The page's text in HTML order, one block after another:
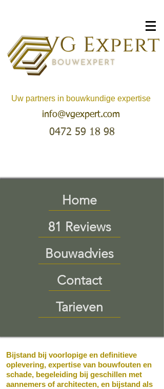
Uw partners in bouwkundige expertise
info@vgexpert.com
0472 59 18 98
Home
81 Reviews
Bouwadvies
Contact
Tarieven
Bijstand bij voorlopige en definitieve
oplevering, expertise van bouwfouten en
schade, begeleiding bij geschillen met
aannemers of architecten, en bijstand als